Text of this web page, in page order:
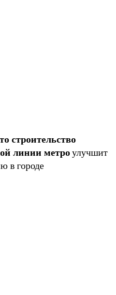
строительство
линии метроулучшит
в городе